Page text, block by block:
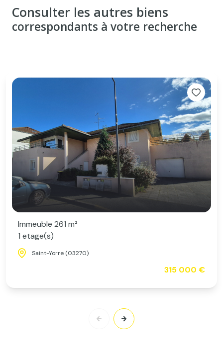
Consulter les autres biens
correspondants à votre recherche
Immeuble 261 m²
1 etage(s)
Saint-Yorre (03270)
315 000 €